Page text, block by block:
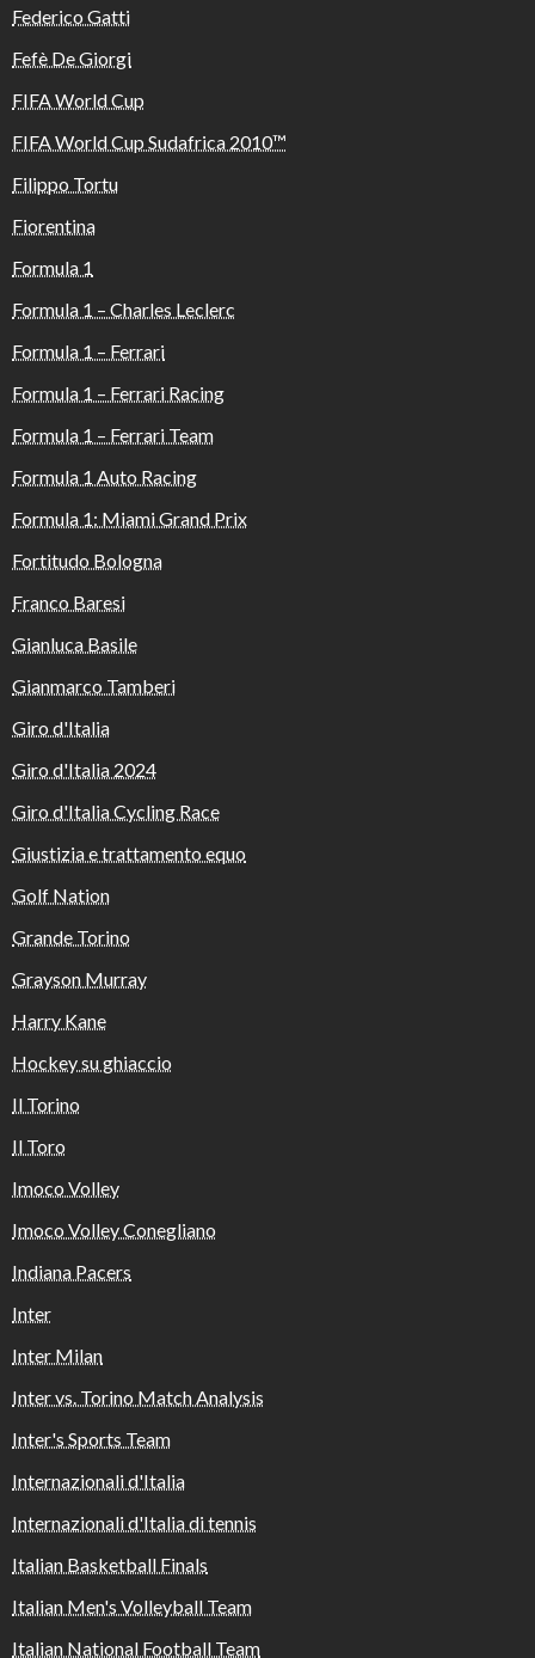
Federico Gatti
Fefè De Giorgi
FIFA World Cup
FIFA World Cup Sudafrica 2010™️
Filippo Tortu
Fiorentina
Formula 1
Formula 1 – Charles Leclerc
Formula 1 – Ferrari
Formula 1 – Ferrari Racing
Formula 1 – Ferrari Team
Formula 1 Auto Racing
Formula 1: Miami Grand Prix
Fortitudo Bologna
Franco Baresi
Gianluca Basile
Gianmarco Tamberi
Giro d'Italia
Giro d'Italia 2024
Giro d'Italia Cycling Race
Giustizia e trattamento equo
Golf Nation
Grande Torino
Grayson Murray
Harry Kane
Hockey su ghiaccio
Il Torino
Il Toro
Imoco Volley
Imoco Volley Conegliano
Indiana Pacers
Inter
Inter Milan
Inter vs. Torino Match Analysis
Inter's Sports Team
Internazionali d'Italia
Internazionali d'Italia di tennis
Italian Basketball Finals
Italian Men's Volleyball Team
Italian National Football Team